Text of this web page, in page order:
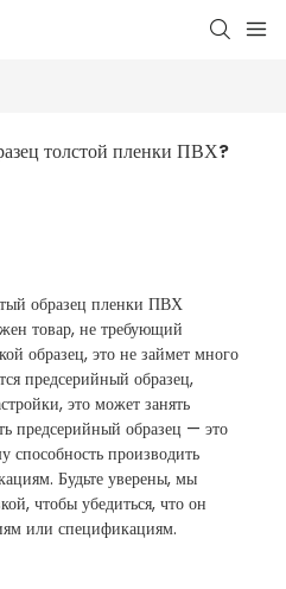
толстой пленки ПВХ?
образец пленки ПВХ
товар, не требующий
образец, это не займет много
предсерийный образец,
это может занять
предсерийный образец — это
способность производить
Будьте уверены, мы
чтобы убедиться, что он
или спецификациям.